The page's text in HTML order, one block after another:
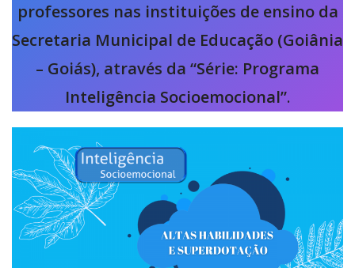
professores nas instituições de ensino da
Secretaria Municipal de Educação (Goiânia
– Goiás), através da “Série: Programa
Inteligência Socioemocional”.